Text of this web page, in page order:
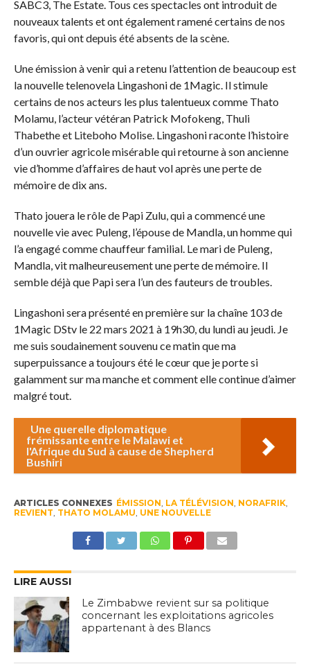
SABC3, The Estate. Tous ces spectacles ont introduit de
nouveaux talents et ont également ramené certains de nos
favoris, qui ont depuis été absents de la scène.
Une émission à venir qui a retenu l’attention de beaucoup est
la nouvelle telenovela Lingashoni de 1Magic. Il stimule
certains de nos acteurs les plus talentueux comme Thato
Molamu, l’acteur vétéran Patrick Mofokeng, Thuli
Thabethe et Liteboho Molise. Lingashoni raconte l’histoire
d’un ouvrier agricole misérable qui retourne à son ancienne
vie d’homme d’affaires de haut vol après une perte de
mémoire de dix ans.
Thato jouera le rôle de Papi Zulu, qui a commencé une
nouvelle vie avec Puleng, l’épouse de Mandla, un homme qui
l’a engagé comme chauffeur familial. Le mari de Puleng,
Mandla, vit malheureusement une perte de mémoire. Il
semble déjà que Papi sera l’un des fauteurs de troubles.
Lingashoni sera présenté en première sur la chaîne 103 de
1Magic DStv le 22 mars 2021 à 19h30, du lundi au jeudi. Je
me suis soudainement souvenu ce matin que ma
superpuissance a toujours été le cœur que je porte si
galamment sur ma manche et comment elle continue d’aimer
malgré tout.
Une querelle diplomatique
frémissante entre le Malawi et
l'Afrique du Sud à cause de Shepherd
Bushiri
ARTICLES CONNEXES ÉMISSION, LA TÉLÉVISION, NORAFRIK,
REVIENT, THATO MOLAMU, UNE NOUVELLE
LIRE AUSSI
Le Zimbabwe revient sur sa politique
concernant les exploitations agricoles
appartenant à des Blancs